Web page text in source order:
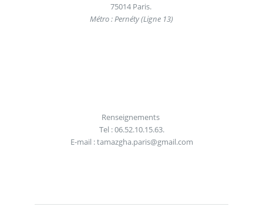
75014 Paris.
Métro : Pernéty (Ligne 13)
Renseignements
Tel : 06.52.10.15.63.
E-mail : tamazgha.paris@gmail.com